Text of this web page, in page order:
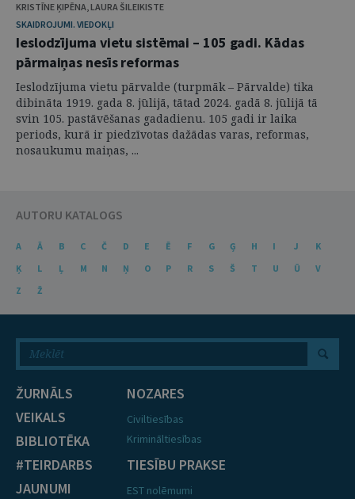
KRISTĪNE ĶIPĒNA, LAURA ŠILEIKISTE
SKAIDROJUMI. VIEDOKĻI
Ieslodzījuma vietu sistēmai – 105 gadi. Kādas
pārmaiņas nesīs reformas
Ieslodzījuma vietu pārvalde (turpmāk – Pārvalde) tika
dibināta 1919. gada 8. jūlijā, tātad 2024. gadā 8. jūlijā tā
svin 105. pastāvēšanas gadadienu. 105 gadi ir laika
periods, kurā ir piedzīvotas dažādas varas, reformas,
nosaukumu maiņas, ...
AUTORU KATALOGS
A Ā B C Č D E Ē F G Ģ H I J
K
Ķ
L Ļ M N Ņ O P R S Š T U Ū
V
Z
Ž
ŽURNĀLS
VEIKALS
BIBLIOTĒKA
#TEIRDARBS
JAUNUMI
NOZARES
Civiltiesības
Krimināltiesības
TIESĪBU PRAKSE
EST nolēmumi